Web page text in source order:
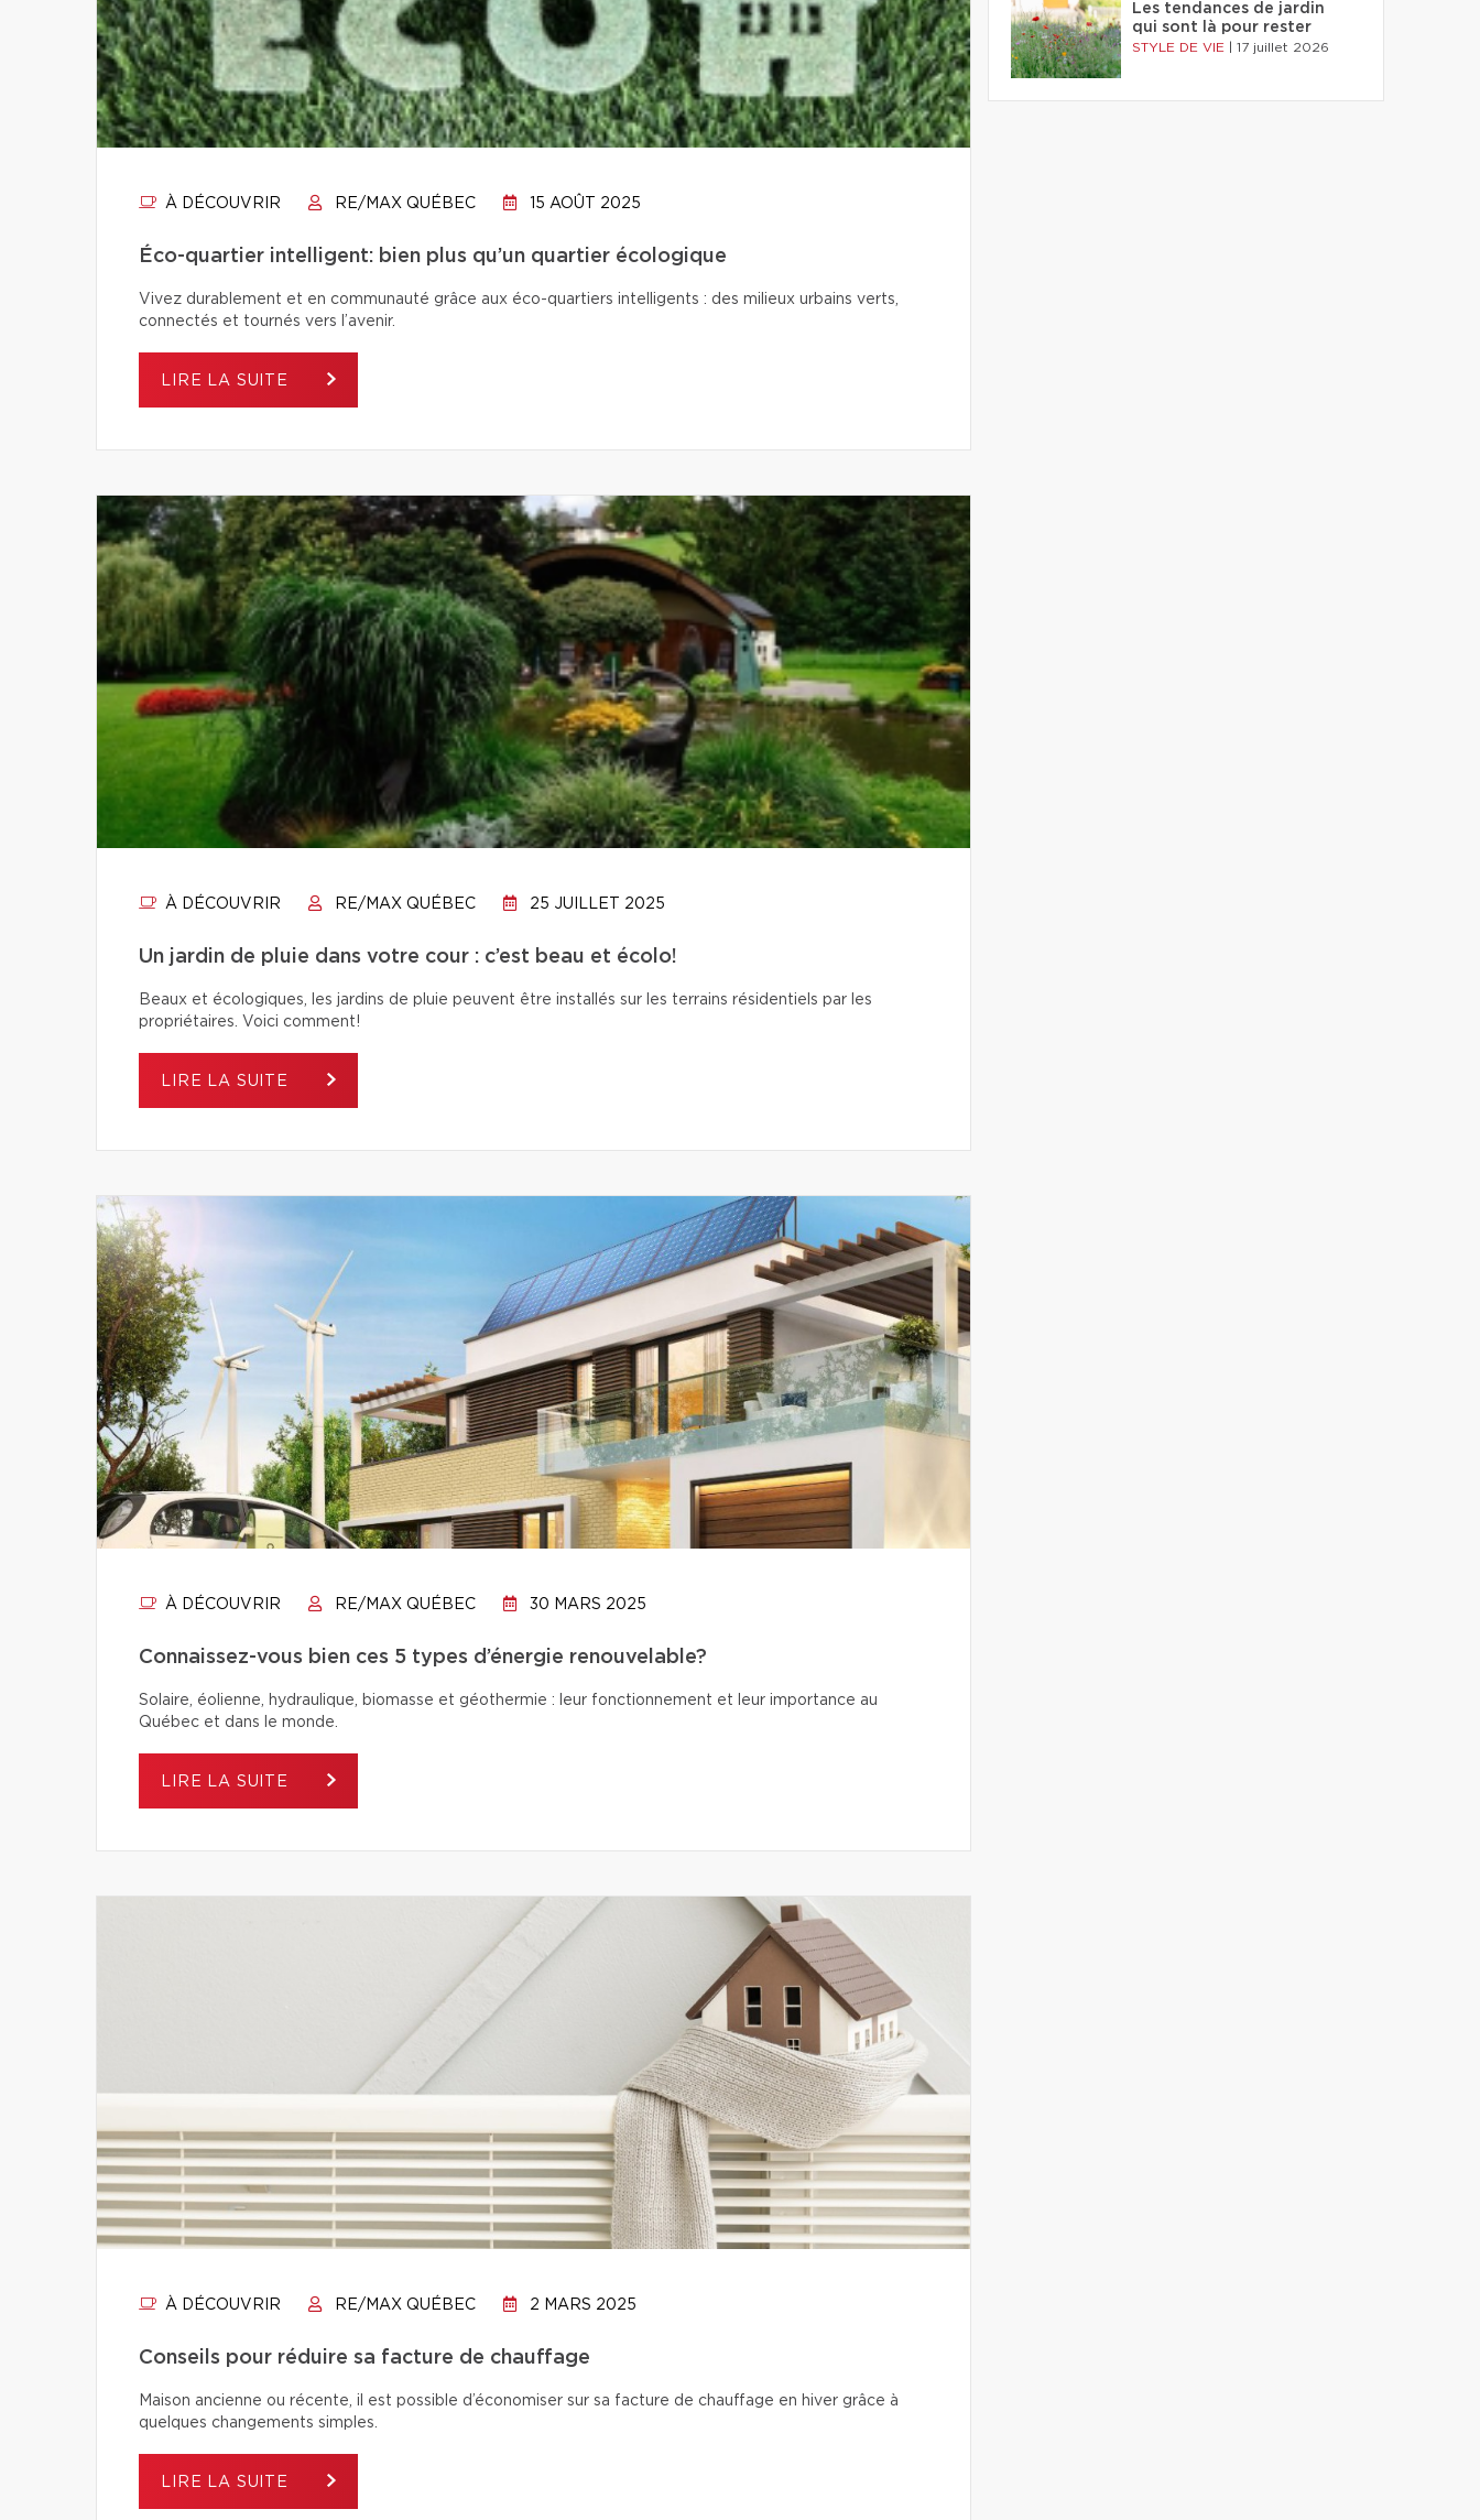
À DÉCOUVRIR RE/MAX QUÉBEC 15 AOÛT 2025
Éco-quartier intelligent: bien plus qu’un quartier écologique
Vivez durablement et en communauté grâce aux éco-quartiers intelligents : des milieux urbains verts,
connectés et tournés vers l’avenir.
LIRE LA SUITE
À DÉCOUVRIR RE/MAX QUÉBEC 25 JUILLET 2025
Un jardin de pluie dans votre cour : c’est beau et écolo!
Beaux et écologiques, les jardins de pluie peuvent être installés sur les terrains résidentiels par les
propriétaires. Voici comment!
LIRE LA SUITE
À DÉCOUVRIR RE/MAX QUÉBEC 30 MARS 2025
Connaissez-vous bien ces 5 types d’énergie renouvelable?
Solaire, éolienne, hydraulique, biomasse et géothermie : leur fonctionnement et leur importance au
Québec et dans le monde.
LIRE LA SUITE
À DÉCOUVRIR RE/MAX QUÉBEC 2 MARS 2025
Conseils pour réduire sa facture de chauffage
Maison ancienne ou récente, il est possible d’économiser sur sa facture de chauffage en hiver grâce à
quelques changements simples.
LIRE LA SUITE
Les tendances de jardin
qui sont là pour rester
STYLE DE VIE 17 juillet 2026